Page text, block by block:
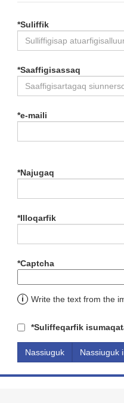
*Suliffik
*Saaffigisassaq
*e-maili
*Najugaq
*Illoqarfik
*Captcha
i Write the text from the
*Suliffeqarfik